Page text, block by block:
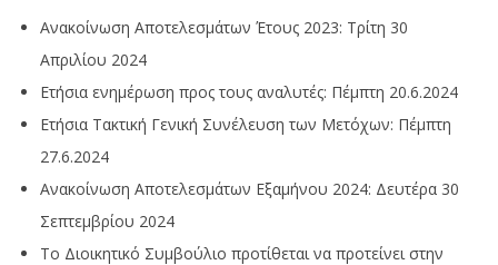
Ιατρικό Αθηνών: Οικονομικό ημερολόγιο
01/04/2024
press-
Ανακοίνωση Αποτελεσμάτων Έτους 2023: Τρίτη 30
Απριλίου 2024
Ετήσια ενημέρωση προς τους αναλυτές: Πέμπτη 20.6.2024
Ετήσια Τακτική Γενική Συνέλευση των Μετόχων: Πέμπτη
27.6.2024
Ανακοίνωση Αποτελεσμάτων Εξαμήνου 2024: Δευτέρα 30
Σεπτεμβρίου 2024
Το Διοικητικό Συμβούλιο προτίθεται να προτείνει στην